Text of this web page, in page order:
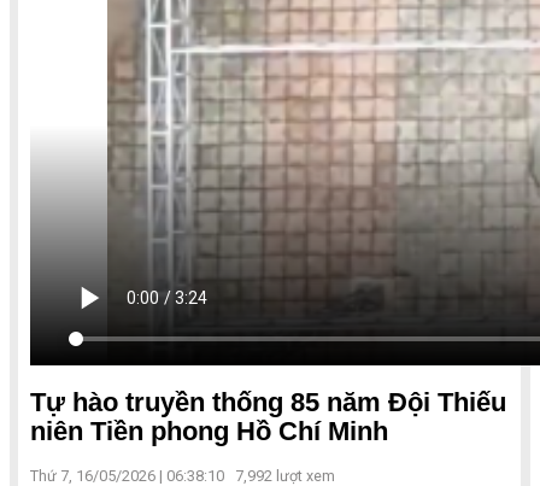
Tự hào truyền thống 85 năm Đội Thiếu
niên Tiền phong Hồ Chí Minh
Thứ 7, 16/05/2026 | 06:38:10 7,992 lượt xem